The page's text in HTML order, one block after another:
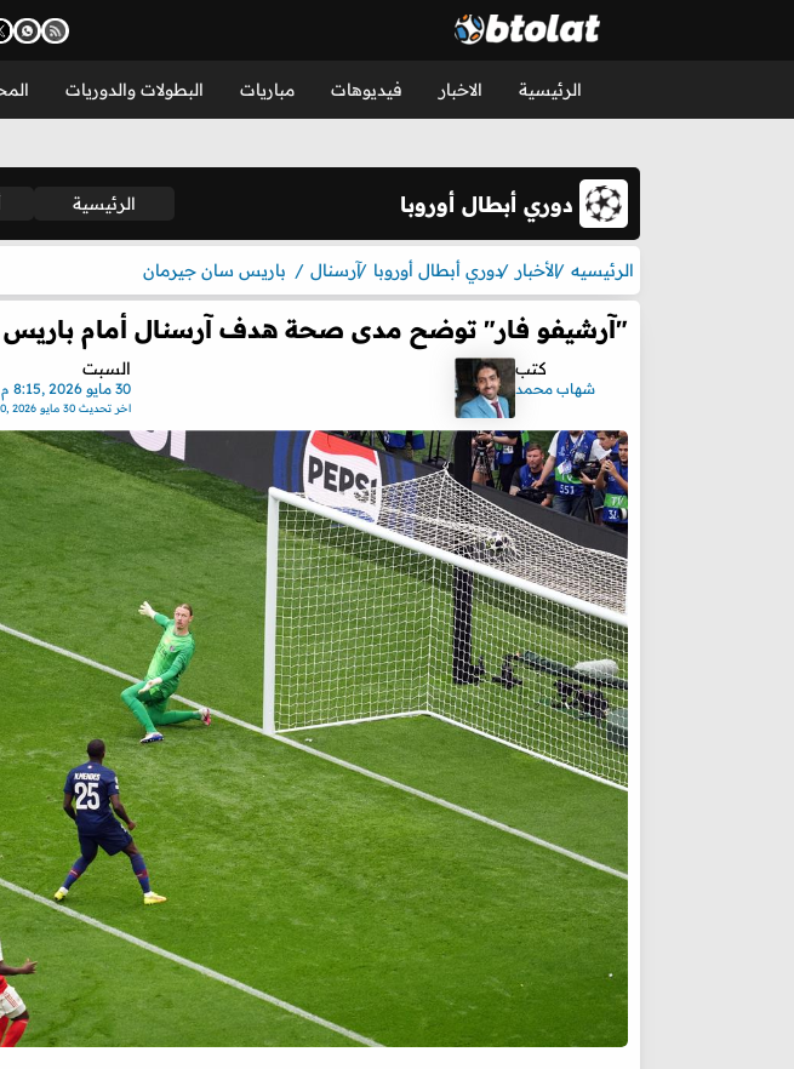
الرئيسية الاخبار فيديوهات مباريات البطولات والدوريات
دوري أبطال أوروبا الرئيسية
الرئيسيه الأخبار دوري أبطال أوروبا آرسنال باريس سان جيرمان
"آرشيفو فار" توضح مدى صحة هدف آرسنال أمام
كتب
شهاب محمد
السبت
30 مايو 2026 ,8:15 م
اخر تحديث 30 مايو 2026 ,8:20 م